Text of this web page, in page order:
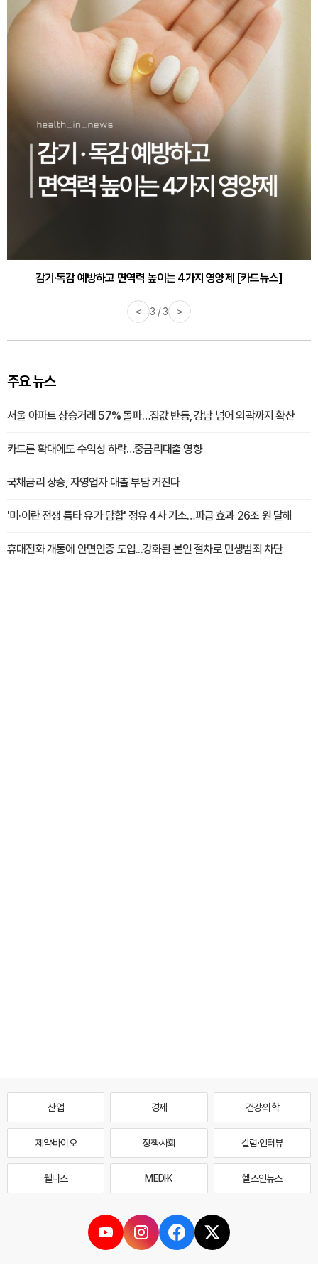
감기·독감 예방하고 면역력 높이는 4가지 영양제 [카드뉴스]
< 3 / 3 >
주요 뉴스
서울 아파트 상승거래 57% 돌파…집값 반등, 강남 넘어 외곽까지 확산
카드론 확대에도 수익성 하락…중금리대출 영향
국채금리 상승, 자영업자 대출 부담 커진다
'미·이란 전쟁 틈타 유가 담합' 정유 4사 기소…파급 효과 26조 원 달해
휴대전화 개통에 안면인증 도입...강화된 본인 절차로 민생범죄 차단
산업 경제 건강·의학
제약·바이오 정책·사회 칼럼·인터뷰
웰니스 MEDI·K 헬스인뉴스